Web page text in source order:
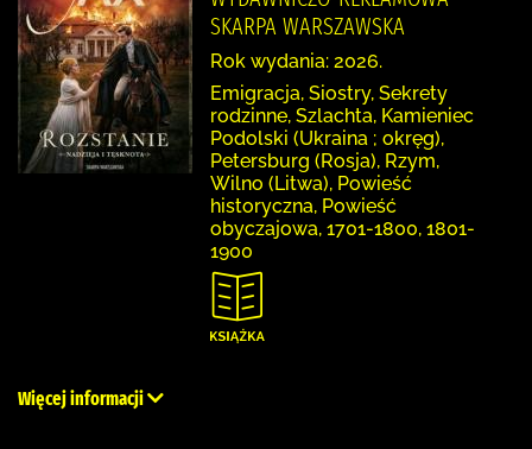
SKARPA WARSZAWSKA
Rok wydania: 2026.
Emigracja, Siostry, Sekrety
rodzinne, Szlachta, Kamieniec
Podolski (Ukraina ; okręg),
Petersburg (Rosja), Rzym,
Wilno (Litwa), Powieść
historyczna, Powieść
obyczajowa, 1701-1800, 1801-
1900
Więcej informacji